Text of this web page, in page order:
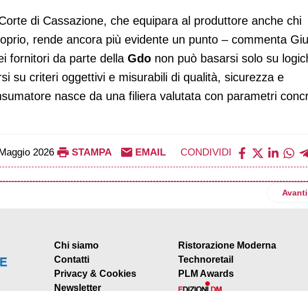
di Cassazione, che equipara al produttore anche chi
rende ancora più evidente un punto – commenta
fornitori da parte della Gdo non può basarsi solo su
su criteri oggettivi e misurabili di qualità, sicurezza e
nasce da una filiera valutata con parametri
2026 STAMPA EMAIL CONDIVIDI
tornano in tv con lo spot dedicato alle eccellenze Igp e Dop
Avanti
Chi siamo
Contatti
Privacy & Cookies
Newsletter
Ristorazione Moderna
Technoretail
PLM Awards